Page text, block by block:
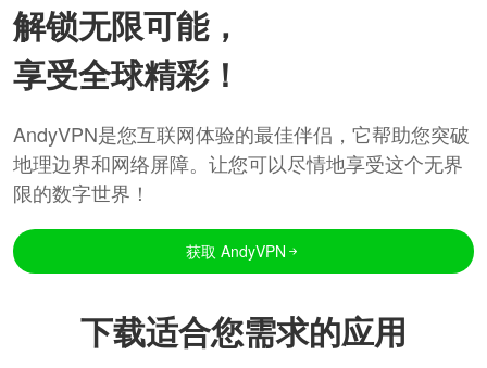
解锁无限可能，
享受全球精彩！
AndyVPN是您互联网体验的最佳伴侣，它帮助您突破
地理边界和网络屏障。让您可以尽情地享受这个无界
限的数字世界！
获取 AndyVPN
下载适合您需求的应用